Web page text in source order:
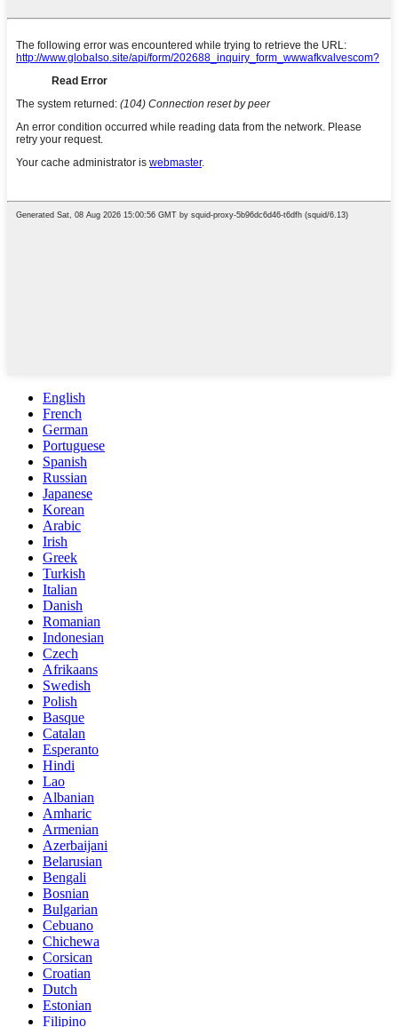
English
French
German
Portuguese
Spanish
Russian
Japanese
Korean
Arabic
Irish
Greek
Turkish
Italian
Danish
Romanian
Indonesian
Czech
Afrikaans
Swedish
Polish
Basque
Catalan
Esperanto
Hindi
Lao
Albanian
Amharic
Armenian
Azerbaijani
Belarusian
Bengali
Bosnian
Bulgarian
Cebuano
Chichewa
Corsican
Croatian
Dutch
Estonian
Filipino